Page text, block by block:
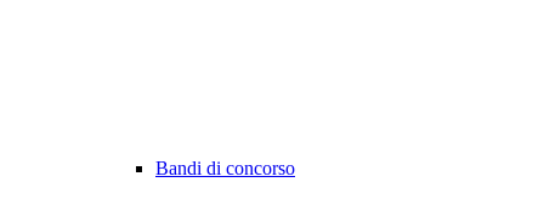
Bandi di concorso